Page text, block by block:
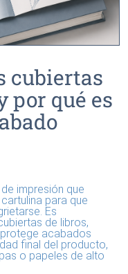
cubiertas
por qué es
impresión que
para que
Es
de libros,
acabados
final del producto,
o papeles de alto